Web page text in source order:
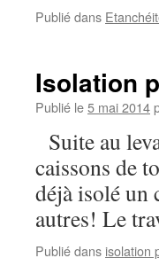
Publié dans
Isolation
Publié le5 mai 2014
Suite au
caissons de
déjà isolé un
autres! Le
Publié dans isolation